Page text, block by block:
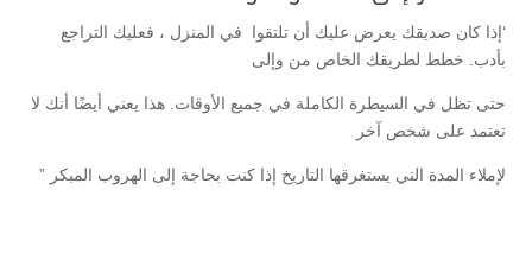
‘إذا كان صديقك يعرض عليك أن تلتقوا في المنزل ، فعليك التراجع
بأدب. خطط لطريقك الخاص من وإلى
حتى تظل في السيطرة الكاملة في جميع الأوقات. هذا يعني أيضًا أنك لا
تعتمد على شخص آخر
لإملاء المدة التي يستغرقها التاريخ إذا كنت بحاجة إلى الهروب المبكر ”